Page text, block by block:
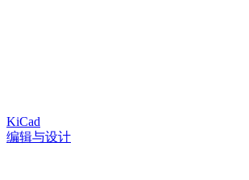
KiCad
编辑与设计